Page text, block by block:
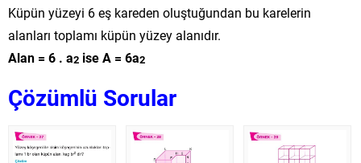
Küpün yüzeyi 6 eş kareden oluştuğundan bu karelerin
alanları toplamı küpün yüzey alanıdır.
Alan = 6 . a2 ise A = 6a2
Çözümlü Sorular